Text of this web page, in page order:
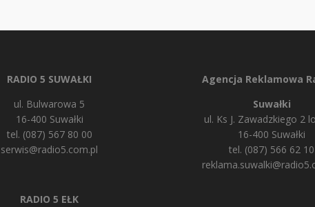
RADIO 5 SUWAŁKI
ul. Bulwarowa 5
16-400 Suwałki
tel. (087) 567 80 00
serwis@radio5.com.pl
RADIO 5 EŁK
Agencja Reklamowa
Suwałki
ul. Ks J. Zawadzkiego 2
16-400 Suwałki
tel. (087) 566 62 10